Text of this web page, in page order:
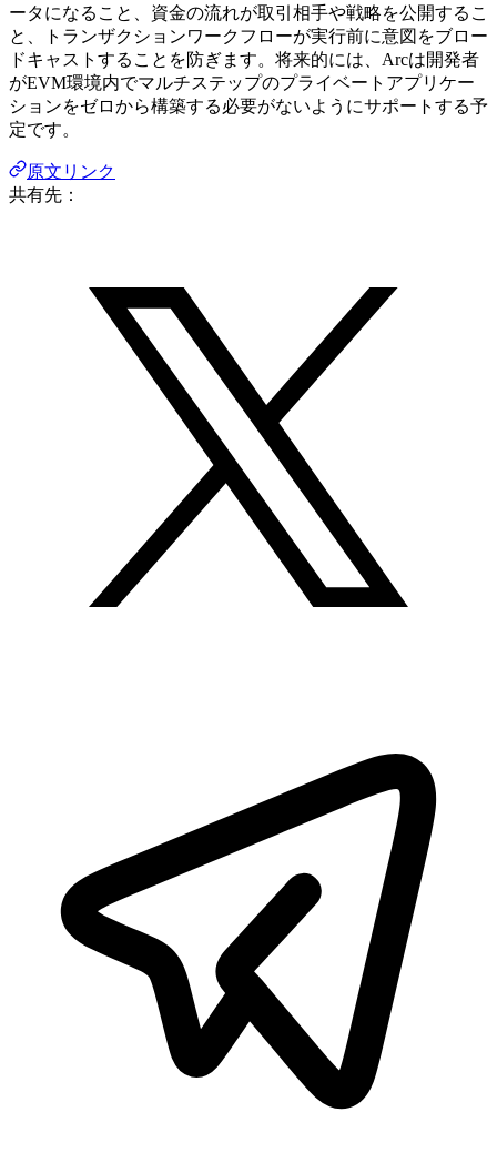
ータになること、資金の流れが取引相手や戦略を公開するこ
と、トランザクションワークフローが実行前に意図をブロー
ドキャストすることを防ぎます。将来的には、Arcは開発者
がEVM環境内でマルチステップのプライベートアプリケー
ションをゼロから構築する必要がないようにサポートする予
定です。
原文リンク
共有先：